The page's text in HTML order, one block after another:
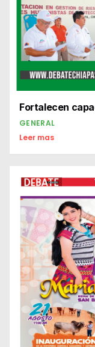
Fortalecen
GENERAL
Leer mas